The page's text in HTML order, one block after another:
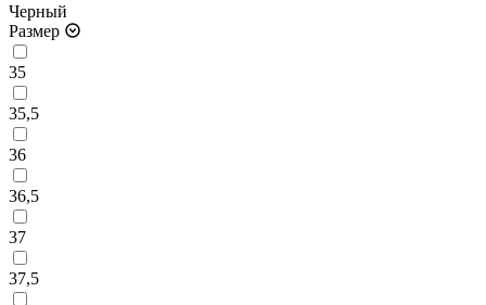
Черный
Размер
35
35,5
36
36,5
37
37,5